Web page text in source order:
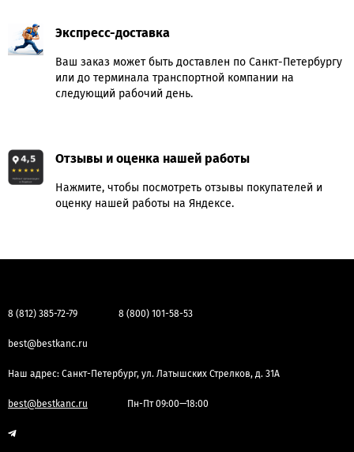
Экспресс-доставка
Ваш заказ может быть доставлен по Санкт-Петербургу
или до терминала транспортной компании на
следующий рабочий день.
Отзывы и оценка нашей работы
Нажмите, чтобы посмотреть отзывы покупателей и
оценку нашей работы на Яндексе.
8 (812) 385-72-79 8 (800) 101-58-53
best@bestkanc.ru
Наш адрес: Санкт-Петербург, ул. Латышских Стрелков, д. 31А
best@bestkanc.ru Пн-Пт 09:00—18:00